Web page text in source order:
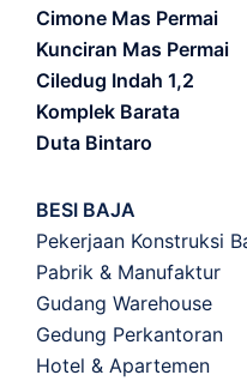
Cimone Mas Permai
Kunciran Mas Permai
Ciledug Indah 1,2
Komplek Barata
Duta Bintaro
BESI BAJA
Pekerjaan Konstruksi
Pabrik & Manufaktur
Gudang Warehouse
Gedung Perkantoran
Hotel & Apartemen